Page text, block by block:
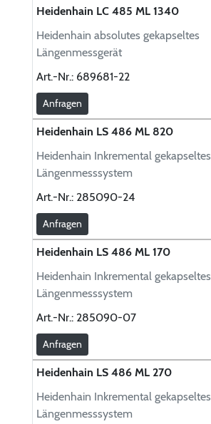
Heidenhain LC 485 ML 1340
Heidenhain absolutes gekapseltes
Längenmessgerät
Art.-Nr.: 689681-22
Anfragen
Heidenhain LS 486 ML 820
Heidenhain Inkremental gekapseltes
Längenmesssystem
Art.-Nr.: 285090-24
Anfragen
Heidenhain LS 486 ML 170
Heidenhain Inkremental gekapseltes
Längenmesssystem
Art.-Nr.: 285090-07
Anfragen
Heidenhain LS 486 ML 270
Heidenhain Inkremental gekapseltes
Längenmesssystem